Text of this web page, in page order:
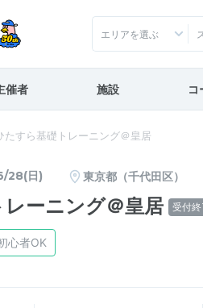
エリアを選ぶ
催者 施設 コ
たすら基礎トレーニング＠皇居
28(日) 東京都（千代田区）
ーニング＠皇居 受付終
心者OK